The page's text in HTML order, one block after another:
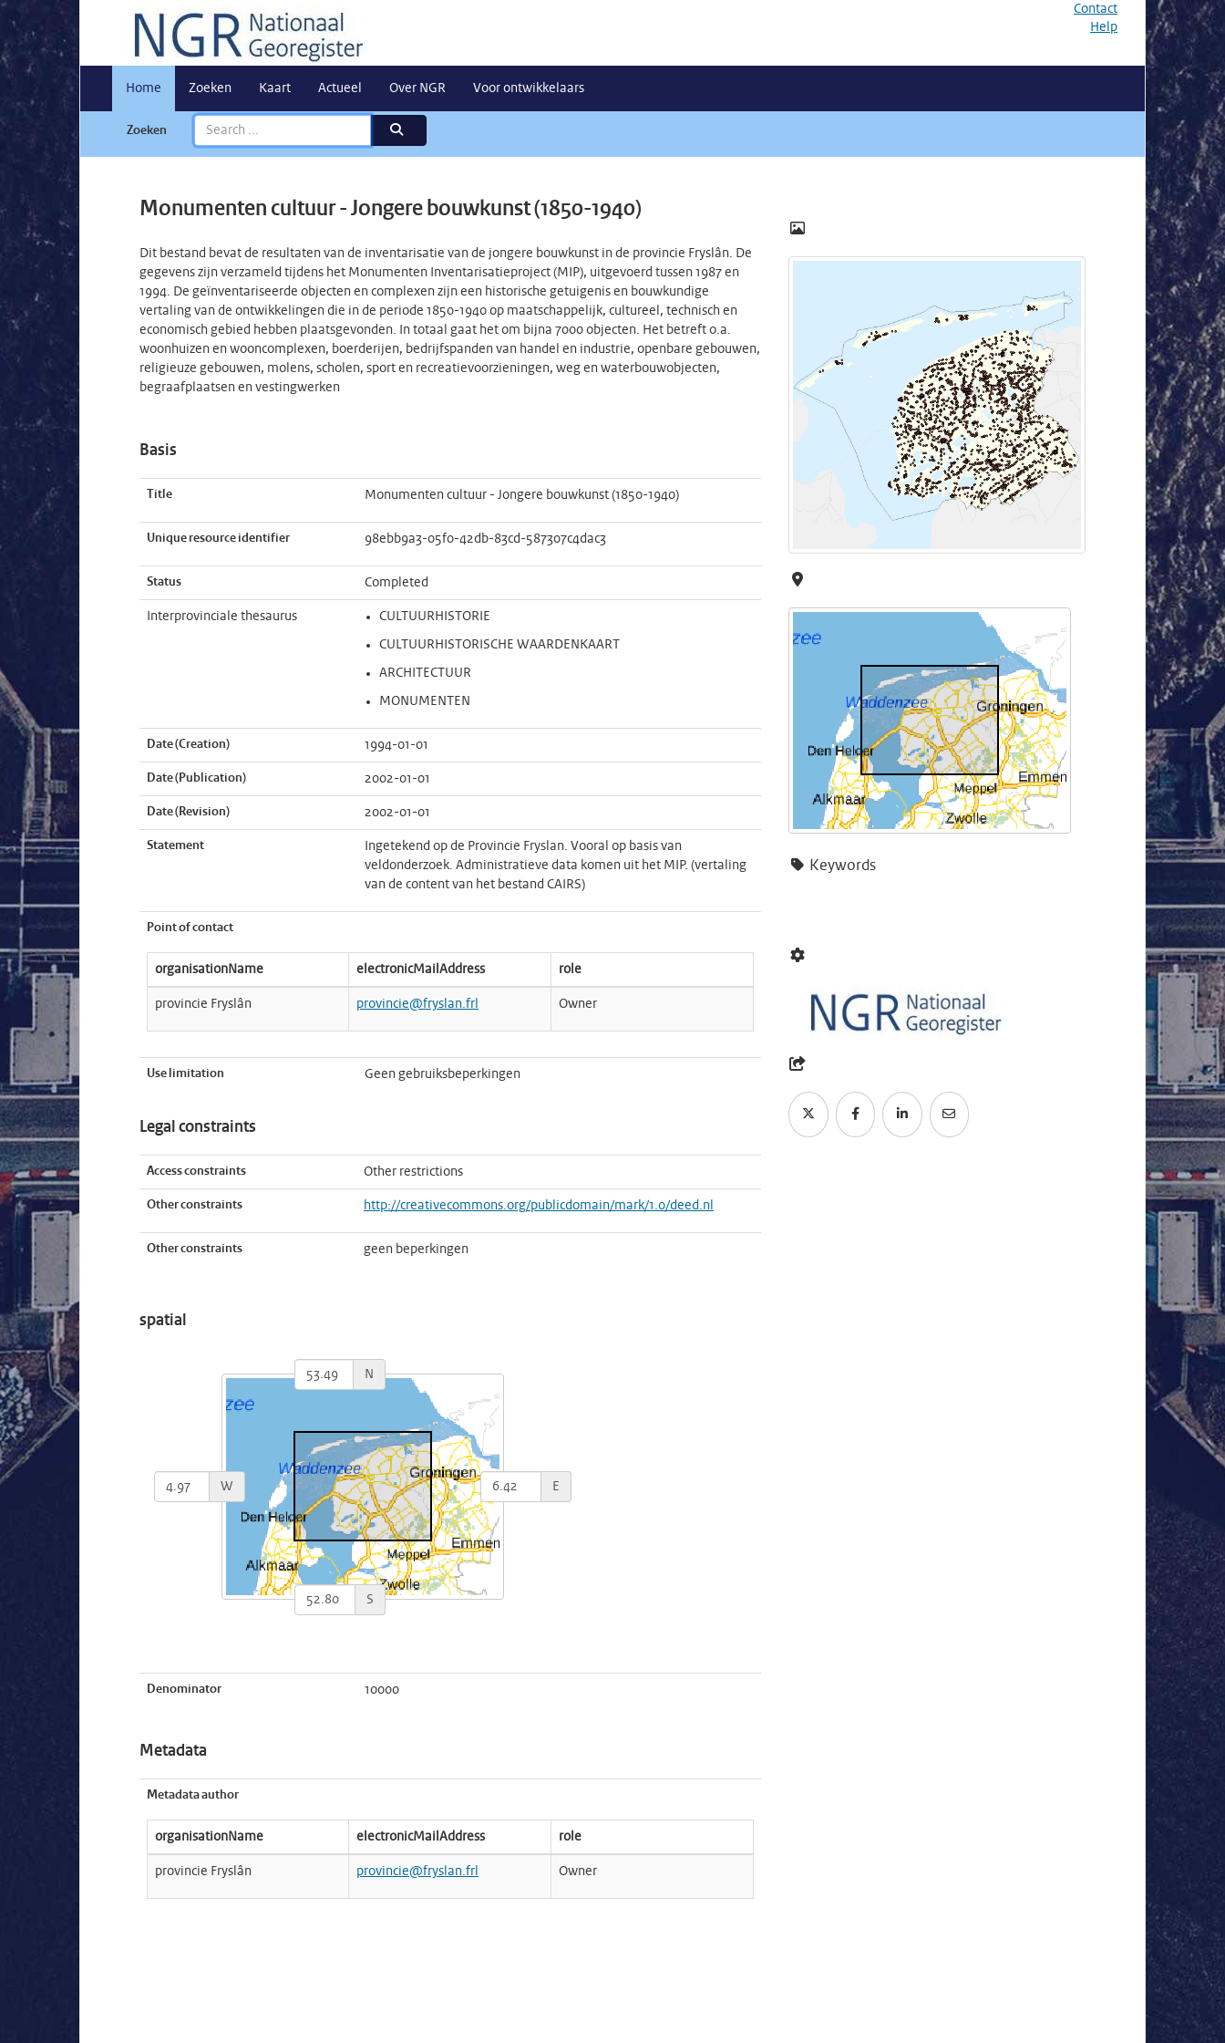
Contact
Help
Home Zoeken Kaart Actueel Over NGR Voor ontwikkelaars
Zoeken
Monumenten cultuur - Jongere bouwkunst (1850-1940)
Dit bestand bevat de resultaten van de inventarisatie van de jongere bouwkunst in de provincie Fryslân. De
gegevens zijn verzameld tijdens het Monumenten Inventarisatieproject (MIP), uitgevoerd tussen 1987 en
1994. De geïnventariseerde objecten en complexen zijn een historische getuigenis en bouwkundige
vertaling van de ontwikkelingen die in de periode 1850-1940 op maatschappelijk, cultureel, technisch en
economisch gebied hebben plaatsgevonden. In totaal gaat het om bijna 7000 objecten. Het betreft o.a.
woonhuizen en wooncomplexen, boerderijen, bedrijfspanden van handel en industrie, openbare gebouwen,
religieuze gebouwen, molens, scholen, sport en recreatievoorzieningen, weg en waterbouwobjecten,
begraafplaatsen en vestingwerken
Basis
Title Monumenten cultuur - Jongere bouwkunst (1850-1940)
Unique resource identifier 98ebb9a3-05f0-42db-83cd-587307c4dac3
Status Completed
Interprovinciale thesaurus CULTUURHISTORIE
CULTUURHISTORISCHE WAARDENKAART
ARCHITECTUUR
MONUMENTEN
Date (Creation) 1994-01-01
Date (Publication) 2002-01-01
Date (Revision) 2002-01-01
Statement
Ingetekend op de Provincie Fryslan. Vooral op basis van
veldonderzoek. Administratieve data komen uit het MIP. (vertaling
van de content van het bestand CAIRS)
Point of contact
organisationName electronicMailAddress role
provincie Fryslân provincie@fryslan.frl Owner
Use limitation Geen gebruiksbeperkingen
Legal constraints
Access constraints Other restrictions
Other constraints http://creativecommons.org/publicdomain/mark/1.0/deed.nl
Other constraints geen beperkingen
spatial
N
S
E
W
Denominator 10000
Metadata
Metadata author
organisationName electronicMailAddress role
provincie Fryslân provincie@fryslan.frl Owner
Keywords